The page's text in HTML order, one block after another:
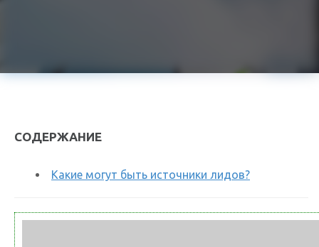
СОДЕРЖАНИЕ
Какие могут быть источники лидов?